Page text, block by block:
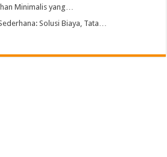
Minimalis yang…
Solusi Biaya, Tata…